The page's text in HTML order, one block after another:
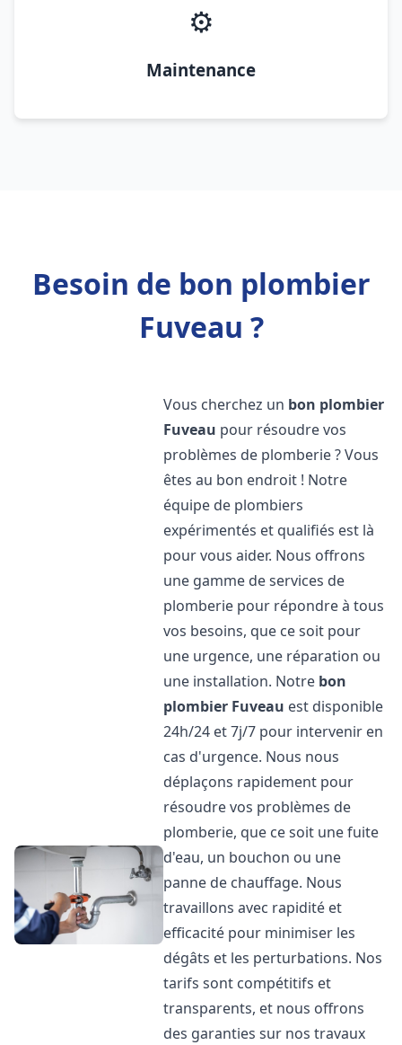
⚙️
Maintenance
Besoin de bon plombier
Fuveau ?
Vous cherchez un bon plombier
Fuveau pour résoudre vos
problèmes de plomberie ? Vous
êtes au bon endroit ! Notre
équipe de plombiers
expérimentés et qualifiés est là
pour vous aider. Nous offrons
une gamme de services de
plomberie pour répondre à tous
vos besoins, que ce soit pour
une urgence, une réparation ou
une installation. Notre bon
plombier Fuveau est disponible
24h/24 et 7j/7 pour intervenir en
cas d'urgence. Nous nous
déplaçons rapidement pour
résoudre vos problèmes de
plomberie, que ce soit une fuite
d'eau, un bouchon ou une
panne de chauffage. Nous
travaillons avec rapidité et
efficacité pour minimiser les
dégâts et les perturbations. Nos
tarifs sont compétitifs et
transparents, et nous offrons
des garanties sur nos travaux